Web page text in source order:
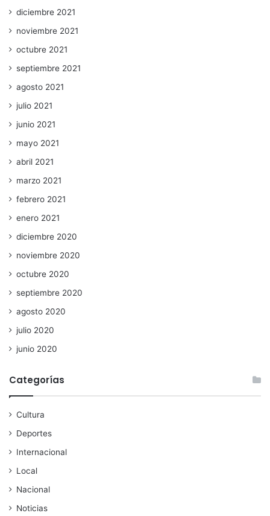
diciembre 2021
noviembre 2021
octubre 2021
septiembre 2021
agosto 2021
julio 2021
junio 2021
mayo 2021
abril 2021
marzo 2021
febrero 2021
enero 2021
diciembre 2020
noviembre 2020
octubre 2020
septiembre 2020
agosto 2020
julio 2020
junio 2020
Categorías
Cultura
Deportes
Internacional
Local
Nacional
Noticias